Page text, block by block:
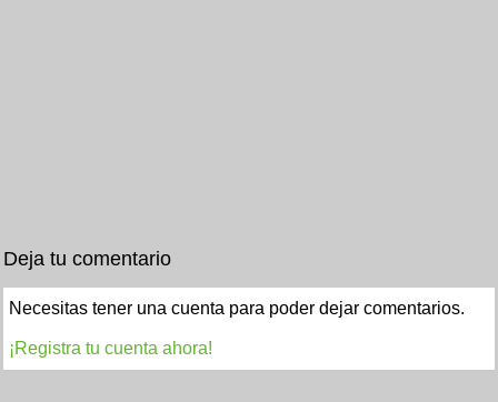
Deja tu comentario
Necesitas tener una cuenta para poder dejar comentarios.
¡Registra tu cuenta ahora!